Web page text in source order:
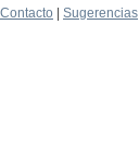
Contacto
Sugerencias